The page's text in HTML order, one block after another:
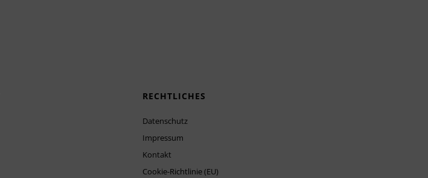
RECHTLICHES
Datenschutz
Impressum
Kontakt
Cookie-Richtlinie (EU)